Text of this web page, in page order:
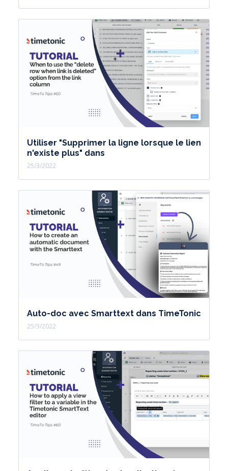
Utiliser "Supprimer la ligne lorsque le lien
n'existe plus" dans
25/3/2022
Auto-doc avec Smarttext dans TimeTonic
25/3/2022